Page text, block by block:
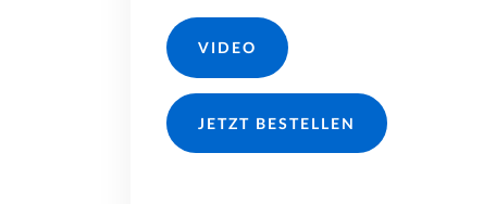
VIDEO
JETZT BESTELLEN